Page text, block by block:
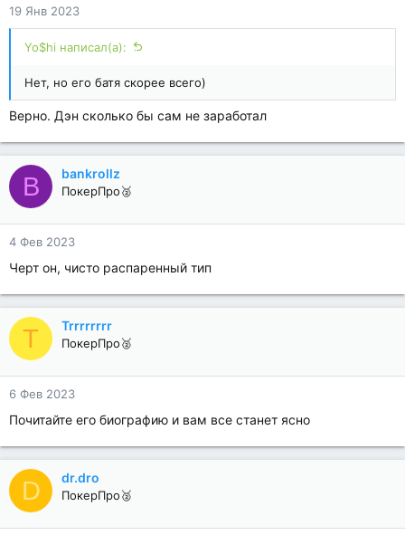
19 Янв 2023
Yo$hi написал(а):
Нет, но его батя скорее всего)
Верно. Дэн сколько бы сам не заработал
B bankrollz
ПокерПро🥈
4 Фев 2023
Черт он, чисто распаренный тип
T Trrrrrrrr
ПокерПро🥈
6 Фев 2023
Почитайте его биографию и вам все станет ясно
D dr.dro
ПокерПро🥈